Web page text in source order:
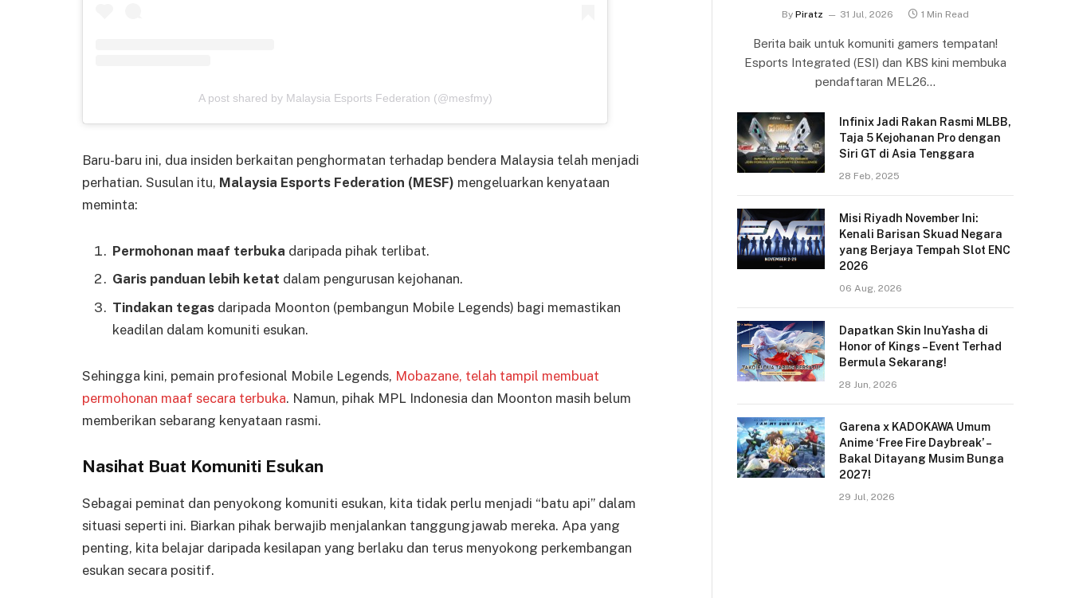
A post shared by Malaysia Esports Federation (@mesfmy)
Baru-baru ini, dua insiden berkaitan penghormatan terhadap bendera Malaysia telah menjadi
perhatian. Susulan itu, Malaysia Esports Federation (MESF) mengeluarkan kenyataan
meminta:
Permohonan maaf terbuka daripada pihak terlibat.
Garis panduan lebih ketat dalam pengurusan kejohanan.
Tindakan tegas daripada Moonton (pembangun Mobile Legends) bagi memastikan
keadilan dalam komuniti esukan.
Sehingga kini, pemain profesional Mobile Legends, Mobazane, telah tampil membuat
permohonan maaf secara terbuka. Namun, pihak MPL Indonesia dan Moonton masih belum
memberikan sebarang kenyataan rasmi.
Nasihat Buat Komuniti Esukan
Sebagai peminat dan penyokong komuniti esukan, kita tidak perlu menjadi “batu api” dalam
situasi seperti ini. Biarkan pihak berwajib menjalankan tanggungjawab mereka. Apa yang
penting, kita belajar daripada kesilapan yang berlaku dan terus menyokong perkembangan
esukan secara positif.
By Piratz 31 Jul, 2026 1 Min Read
Berita baik untuk komuniti gamers tempatan!
Esports Integrated (ESI) dan KBS kini membuka
pendaftaran MEL26…
Infinix Jadi Rakan Rasmi MLBB,
Taja 5 Kejohanan Pro dengan
Siri GT di Asia Tenggara
28 Feb, 2025
Misi Riyadh November Ini:
Kenali Barisan Skuad Negara
yang Berjaya Tempah Slot ENC
2026
06 Aug, 2026
Dapatkan Skin InuYasha di
Honor of Kings – Event Terhad
Bermula Sekarang!
28 Jun, 2026
Garena x KADOKAWA Umum
Anime ‘Free Fire Daybreak’ –
Bakal Ditayang Musim Bunga
2027!
29 Jul, 2026